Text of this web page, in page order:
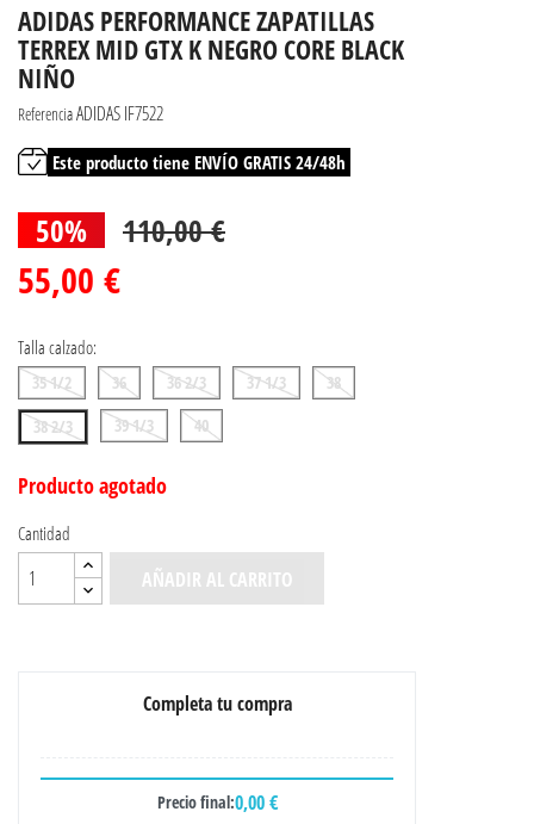
ADIDAS PERFORMANCE ZAPATILLAS
TERREX MID GTX K NEGRO CORE BLACK
NIÑO
ReferenciaADIDAS IF7522
Este producto tiene ENVÍO GRATIS 24/48h
50% 110,00 €
55,00 €
Talla calzado:
35 1/2 36 36 2/3 37 1/3
38
38 2/3
39 1/3 40
Producto agotado
Cantidad
AÑADIR AL CARRITO
Completa tu compra
Precio final:0,00 €